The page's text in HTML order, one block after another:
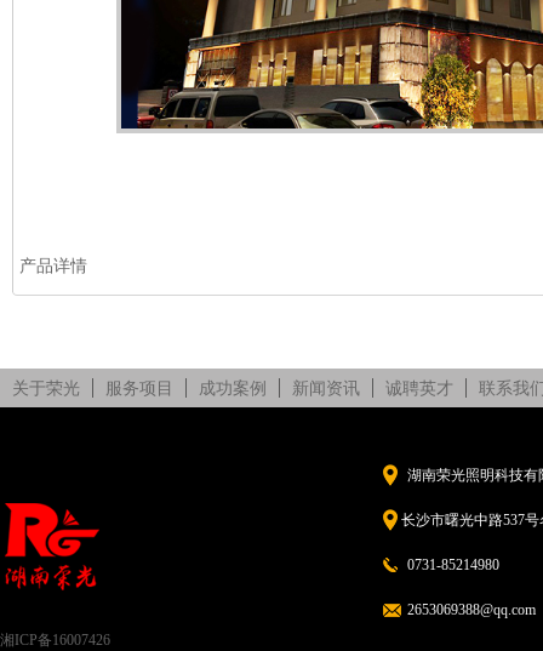
产品详情
关于荣光 服务项目 成功案例 新闻资讯 诚聘英才 联系我
湘ICP备16007426
湖南荣光照明科技有
长沙市曙光中路537
0731-85214980
2653069388@qq.com